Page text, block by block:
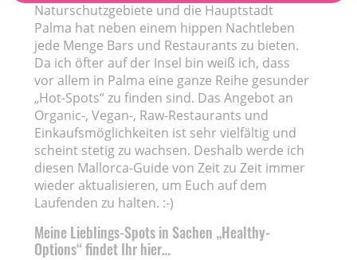
Naturschutzgebiete und die Hauptstadt
Palma hat neben einem hippen Nachtleben
jede Menge Bars und Restaurants zu bieten.
Da ich öfter auf der Insel bin weiß ich, dass
vor allem in Palma eine ganze Reihe gesunder
„Hot-Spots“ zu finden sind. Das Angebot an
Organic-, Vegan-, Raw-Restaurants und
Einkaufsmöglichkeiten ist sehr vielfältig und
scheint stetig zu wachsen. Deshalb werde ich
diesen Mallorca-Guide von Zeit zu Zeit immer
wieder aktualisieren, um Euch auf dem
Laufenden zu halten. :-)
Meine Lieblings-Spots in Sachen „Healthy-
Options“ findet Ihr hier…